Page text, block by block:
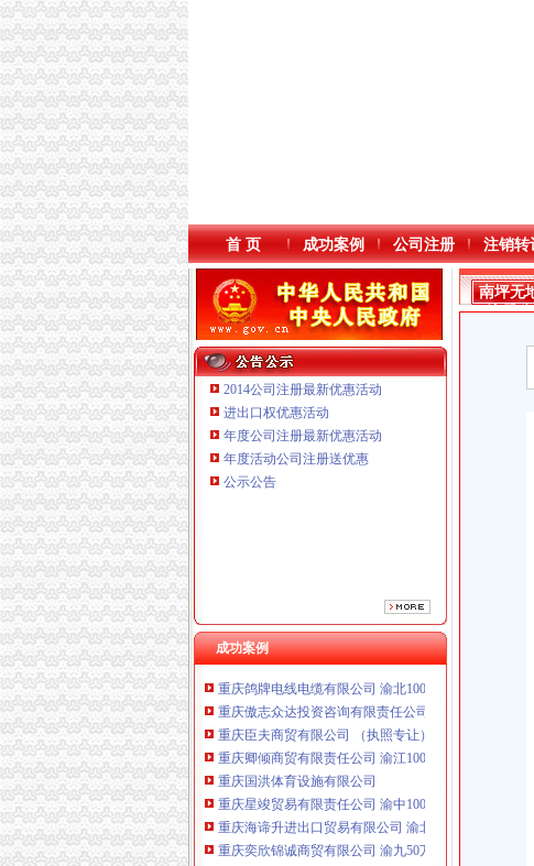
本站导航
首 页 成功案例 公司注册 注销转
2014公司注册最新优惠活动
进出口权优惠活动
年度公司注册最新优惠活动
年度活动公司注册送优惠
公示公告
成功案例
重庆鸽牌电线电缆有限公司 渝北10010万 (进出口权)
重庆傲志众达投资咨询有限责任公司 渝九1000万 （增
重庆臣夫商贸有限公司 （执照专让）
重庆卿倾商贸有限责任公司 渝江100万 （工商注册）
重庆国洪体育设施有限公司
重庆星竣贸易有限责任公司 渝中100万 （进出口权）
重庆海谛升进出口贸易有限公司 渝北100万 （进出口权
重庆奕欣锦诚商贸有限公司 渝九50万 （工商注册）
重庆信同广告有限公司 渝沙50万 （工商注册）
南坪无
注册